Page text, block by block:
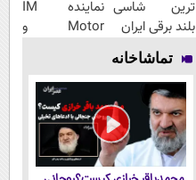
ترین شاسی
بلند برقی ایران
نماینده IM
Motor و
تماشاخانه